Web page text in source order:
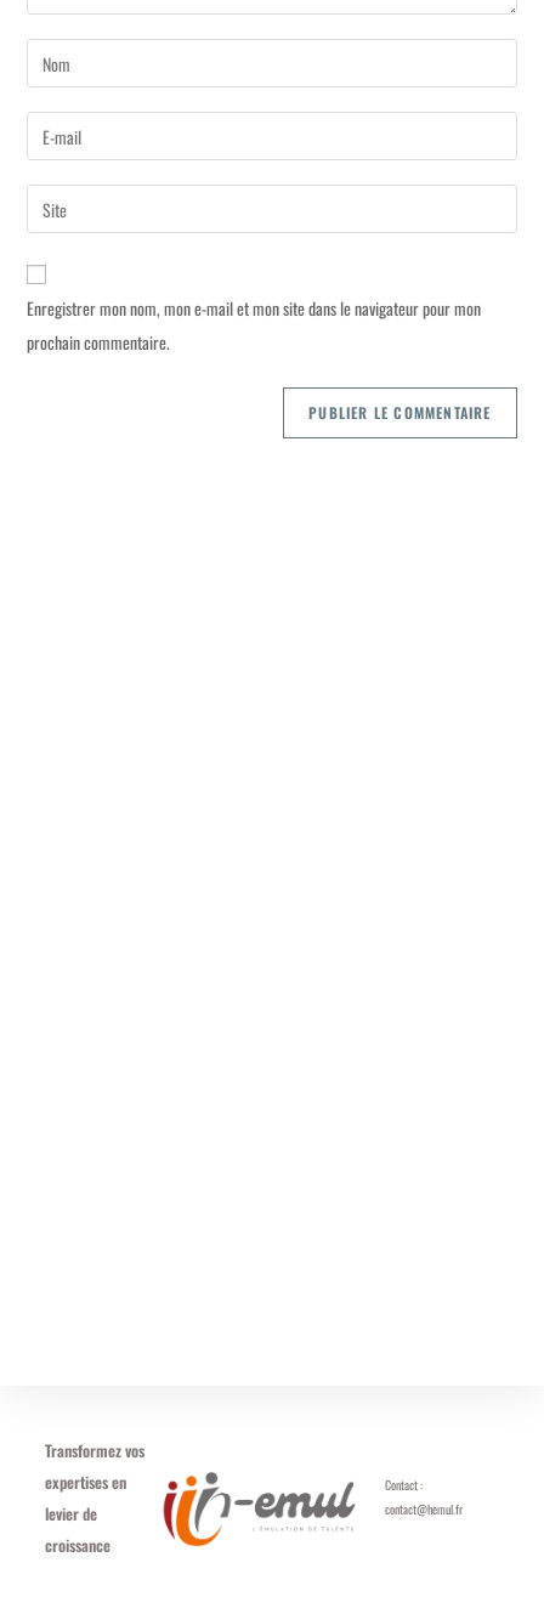
Enregistrer mon nom, mon e-mail et mon site dans le navigateur pour mon
prochain commentaire.
Transformez vos
expertises en
levier de
croissance
Contact :
contact@hemul.fr